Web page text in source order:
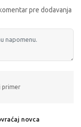
pre dodavanja
primer
novca